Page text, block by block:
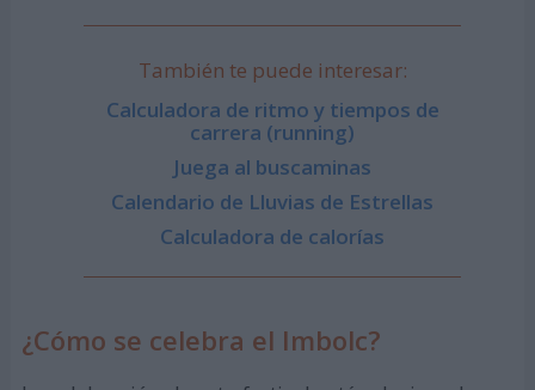
También te puede interesar:
Calculadora de ritmo y tiempos de
carrera (running)
Juega al buscaminas
Calendario de Lluvias de Estrellas
Calculadora de calorías
¿Cómo se celebra el Imbolc?